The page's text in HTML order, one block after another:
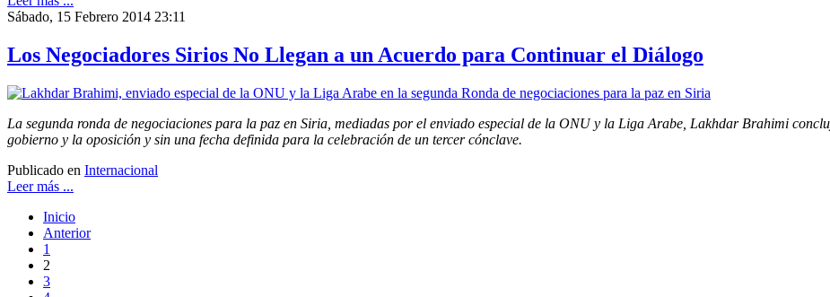
Sábado, 15 Febrero 2014 23:11
Los Negociadores Sirios No Llegan a un Acuerdo para Continuar el Diálogo
La segunda ronda de negociaciones para la paz en Siria, mediadas por el enviado especial de la ONU y la Liga Arabe, Lakhdar Brahimi
gobierno y la oposición y sin una fecha definida para la celebración de un tercer cónclave.
Publicado en Internacional
Leer más ...
Inicio
Anterior
1
2
3